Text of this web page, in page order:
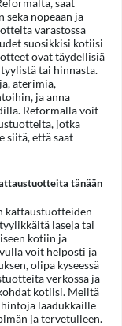
saat
sekä nopeaan ja
varastossa
suosikkisi kotiisi
ovat täydellisiä
tai hinnasta.
aterimia,
ja anna
Reformalla voit
jotka
siitä, että saat
tänään
kattaustuotteiden
laseja tai
kotiin ja
voit helposti ja
olipa kyseessä
verkossa ja
kotiisi. Meiltä
laadukkaille
ja tervetulleen.